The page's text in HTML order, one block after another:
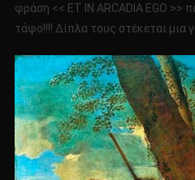
φράση << ET IN ARCADIA EGO >>
τάφο!!!! Δίπλα τους στέκεται μια